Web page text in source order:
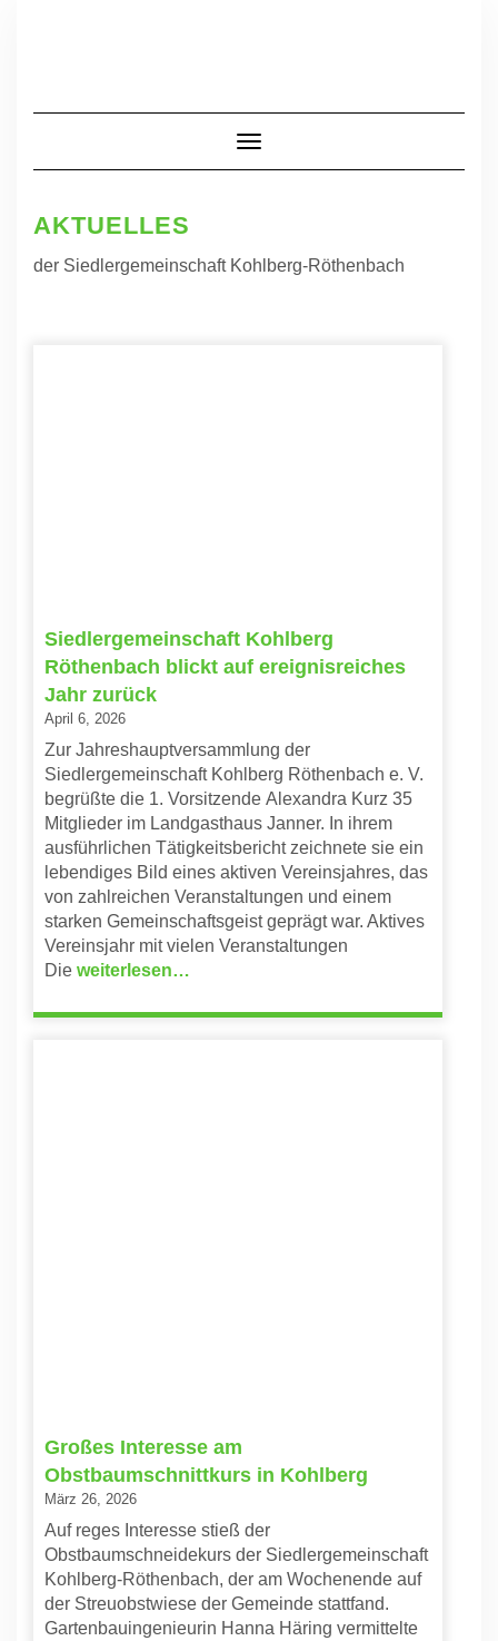
Toggle Navigation
AKTUELLES
der Siedlergemeinschaft Kohlberg-Röthenbach
Siedlergemeinschaft Kohlberg
Röthenbach blickt auf ereignisreiches
Jahr zurück
April 6, 2026
Zur Jahreshauptversammlung der
Siedlergemeinschaft Kohlberg Röthenbach e. V.
begrüßte die 1. Vorsitzende Alexandra Kurz 35
Mitglieder im Landgasthaus Janner. In ihrem
ausführlichen Tätigkeitsbericht zeichnete sie ein
lebendiges Bild eines aktiven Vereinsjahres, das
von zahlreichen Veranstaltungen und einem
starken Gemeinschaftsgeist geprägt war. Aktives
Vereinsjahr mit vielen Veranstaltungen
Die weiterlesen…
Großes Interesse am
Obstbaumschnittkurs in Kohlberg
März 26, 2026
Auf reges Interesse stieß der
Obstbaumschneidekurs der Siedlergemeinschaft
Kohlberg-Röthenbach, der am Wochenende auf
der Streuobstwiese der Gemeinde stattfand.
Gartenbauingenieurin Hanna Häring vermittelte